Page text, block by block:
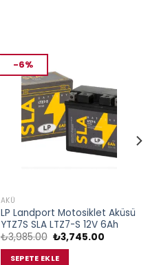
-6%
AKÜ
LP Landport Motosiklet Aküsü
YTZ7S SLA LTZ7-S 12V 6Ah
₺3,985.00 Orijinal
fiyat:
₺3,985.00.
₺3,745.00Şu
SEPETE EKLE